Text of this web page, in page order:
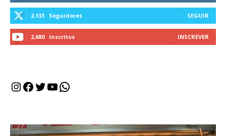
2,133 Seguidores SEGUIR
2,680 Inscritos INSCREVER
Instagram
Facebook
Twitter
Youtube
WhatsApp